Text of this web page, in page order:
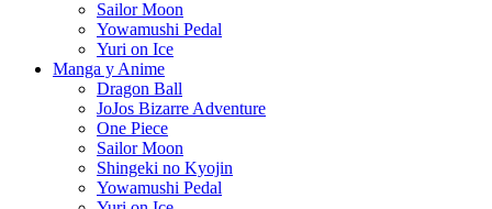
Sailor Moon
Yowamushi Pedal
Yuri on Ice
Manga y Anime
Dragon Ball
JoJos Bizarre Adventure
One Piece
Sailor Moon
Shingeki no Kyojin
Yowamushi Pedal